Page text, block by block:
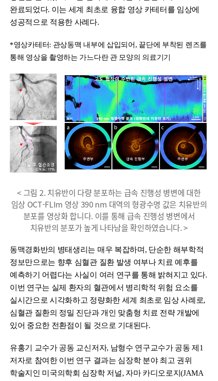
완료되었다. 이는 세계 최초로 융합 영상 카테터를 임상에
성공적으로 적용한 사례다.
*영상카테터: 관상동맥 내부에 삽입되어, 끝단에 부착된 렌즈를
통해 영상을 촬영하는 가느다란 관 모양의 의료기기
< 그림 2. 치유반이 다량 분포하는 급속 진행성 병변에 대한
임상 OCT-FLIm 영상 390 nm 대역의 형광수명 값은 치유반의
분포를 영상화 합니다. 이를 통해 급속 진행성 병변에서
치유반의 분포가 높게 나타남을 확인하였습니다. >
동맥경화반의 병태생리는 매우 복잡하며, 단순한 해부학적
정보만으로는 향후 심혈관 질환 발생 여부나 치료 예후를
예측하기 어렵다는 사실이 여러 연구를 통해 밝혀지고 있다.
이번 연구는 실제 환자의 혈관에서 병리학적 위험 요소를
실시간으로 시각화하고 정량화한 세계 최초로 임상 사례로,
심혈관 질환의 정밀 진단과 개인 맞춤형 치료 전략 개발에
있어 중요한 전환점이 될 것으로 기대된다.
유홍기 교수가 공동 교신저자, 남형수 연구교수가 공동 제1
저자로 참여한 이번 연구 결과는 심장학 분야 최고 권위
학술지인 미국의학회 심장학 저널, 자마 카디오로지(JAMA